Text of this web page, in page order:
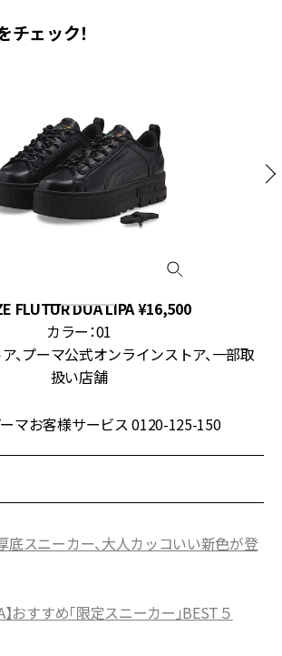
チェック！
FLUTUR DUA LIPA ¥16,500
カラー：01
、プーマ公式オンラインストア、一部取
扱い店舗
マお客様サービス 0120-125-150
厚底スニーカー、大人カッコいい新色が登
】おすすめ「限定スニーカー」BEST５